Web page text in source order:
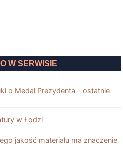
W SERWISIE
o Medal Prezydenta – ostatnie
w Łodzi
jakość materiału ma znaczenie